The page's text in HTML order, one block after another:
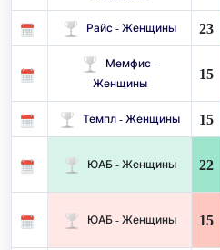
Райс - Женщины 23
Мемфис -
Женщины
15
Темпл - Женщины 15
ЮАБ - Женщины 22
ЮАБ - Женщины 15